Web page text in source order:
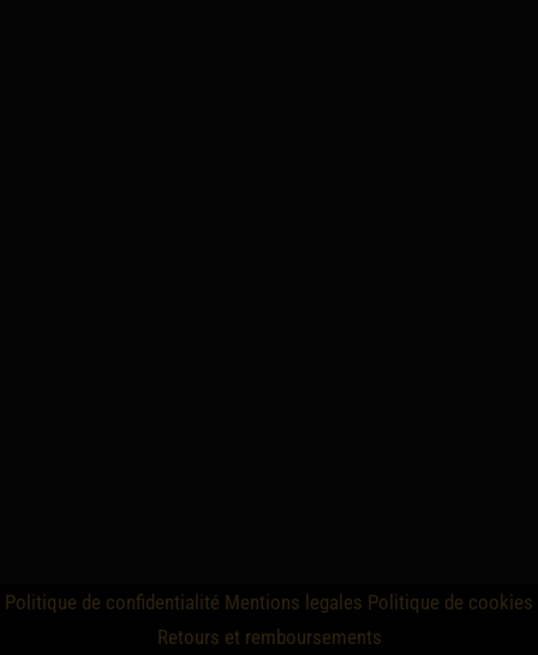
Politique de confidentialité Mentions legales Politique de cookies
Retours et remboursements